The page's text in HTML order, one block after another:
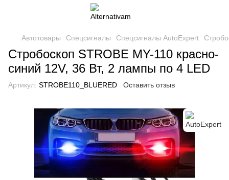
Автотовары Спецсигналы Спецсигналы AutoExpert
Стробоскоп STROBE MY-110 красно-
синий 12V, 36 Вт, 2 лампы по 4 LED
Артикул: STROBE110_BLUERED Оставить отзыв